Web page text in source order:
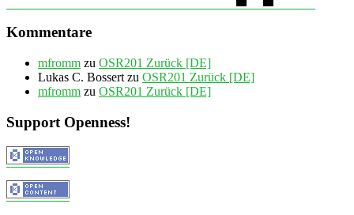
Kommentare
mfromm zu OSR201 Zurück [DE]
Lukas C. Bossert zu OSR201 Zurück [DE]
mfromm zu OSR201 Zurück [DE]
Support Openness!